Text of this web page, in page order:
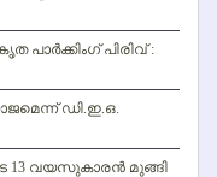
പാര്‍ക്കിംഗ് പിരിവ് :
ഡി.ഇ.ഒ.
13 വയസുകാരന്‍ മുങ്ങി